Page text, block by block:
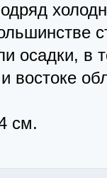
осадки, в
востоке
см.